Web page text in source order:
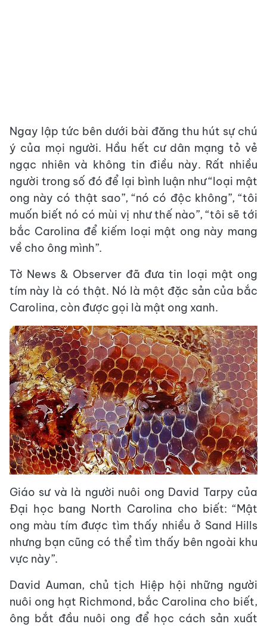
Ngay lập tức bên dưới bài đăng thu hút sự chú
ý của mọi người. Hầu hết cư dân mạng tỏ vẻ
ngạc nhiên và không tin điều này. Rất nhiều
người trong số đó để lại bình luận như “loại mật
ong này có thật sao”, “nó có độc không”, “tôi
muốn biết nó có mùi vị như thế nào”, “tôi sẽ tới
bắc Carolina để kiếm loại mật ong này mang
về cho ông mình”.
Tờ News & Observer đã đưa tin loại mật ong
tím này là có thật. Nó là một đặc sản của bắc
Carolina, còn được gọi là mật ong xanh.
Giáo sư và là người nuôi ong David Tarpy của
Đại học bang North Carolina cho biết: “Mật
ong màu tím được tìm thấy nhiều ở Sand Hills
nhưng bạn cũng có thể tìm thấy bên ngoài khu
vực này”.
David Auman, chủ tịch Hiệp hội những người
nuôi ong hạt Richmond, bắc Carolina cho biết,
ông bắt đầu nuôi ong để học cách sản xuất